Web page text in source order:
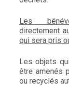
Les
directement
qui sera pris
Les objets
être amenés
ou recyclés